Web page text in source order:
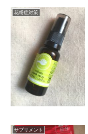
花粉症対策
サプリメント